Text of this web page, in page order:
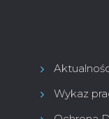
Wykaz